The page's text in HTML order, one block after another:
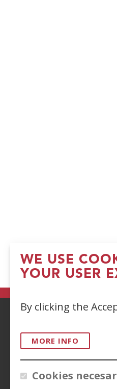
WE USE
YOUR USER
By clicking the
MORE INFO
Cookies
ACCESIBILIDAD
CONTACTO